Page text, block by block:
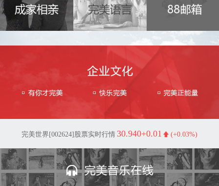
完美世界[002624]股票实时行情 30.940+0.01 (+0.03%)